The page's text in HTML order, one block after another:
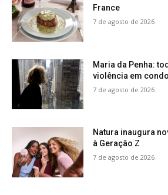
France
7 de agosto de 2026
Maria da Penha:
violência em
7 de agosto de 2026
Natura inaugura
à Geração Z
7 de agosto de 2026